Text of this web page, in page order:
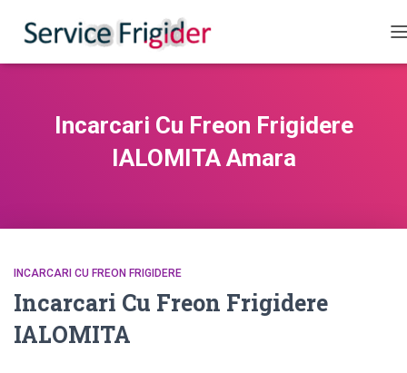
Incarcari Cu Freon Frigidere
IALOMITA Amara
INCARCARI CU FREON FRIGIDERE
Incarcari Cu Freon Frigidere
IALOMITA